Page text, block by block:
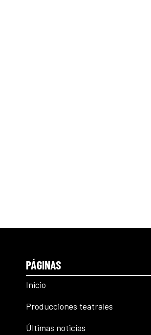
PÁGINAS
Inicio
Producciones teatrales
Últimas noticias